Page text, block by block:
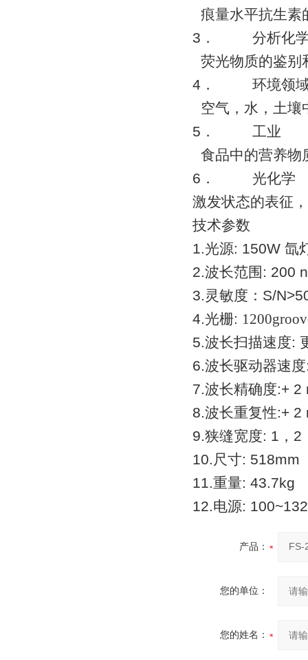
痕量水平抗生素
3． 分析化
荧光物质的鉴别
4． 环境领
空气，水，土壤
5． 工业
食品中的营养物
6． 光化学
激发状态的表征
技术参数
1.光源: 150W 氙
2.波长范围: 200
3.灵敏度：S/
4.光栅:
5.波长扫描速度:
6.波长驱动器速
7.波长精确度:+ 2
8.波长重复性:+ 2
9.狭缝宽度: 1，2
10.尺寸: 518mm
11.重量: 43.7kg
12.电源:
产品：
您的单位：
您的姓名：